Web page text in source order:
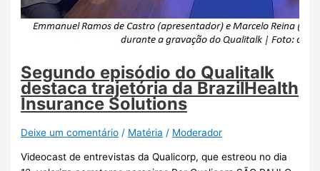
Segundo episódio do Qualitalk
destaca trajetória da BrazilHealth
Insurance Solutions
Deixe um comentário / Matéria / Moderador
Videocast de entrevistas da Qualicorp, que estreou no dia